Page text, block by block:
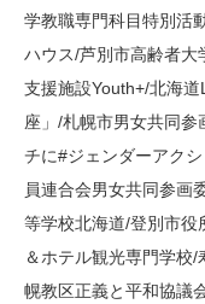
学教職専門科目特別活
ハウス/芦別市高齢者大
支援施設Youth+/北海
座」/札幌市男女共同参
チに#ジェンダーアク
員連合会男女共同参画
等学校北海道/登別市役
＆ホテル観光専門学校
幌教区正義と平和協議